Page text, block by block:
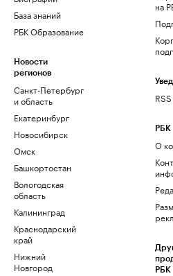
База знаний
РБК Образование
Новости
регионов
Санкт-Петербург
и область
Екатеринбург
Новосибирск
Омск
Башкортостан
Вологодская
область
Калининград
Краснодарский
край
Нижний
Новгород
на
РБК
О
РБК